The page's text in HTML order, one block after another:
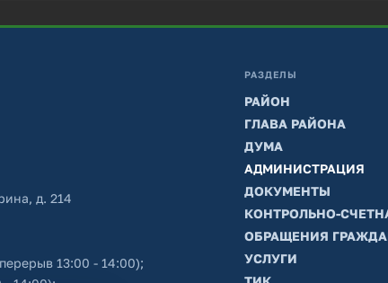
д. 214
13:00 - 14:00);
РАЗДЕЛЫ
РАЙОН
ГЛАВА РАЙОНА
ДУМА
АДМИНИСТРАЦИЯ
ДОКУМЕНТЫ
КОНТРОЛЬНО-
ОБРАЩЕНИЯ
УСЛУГИ